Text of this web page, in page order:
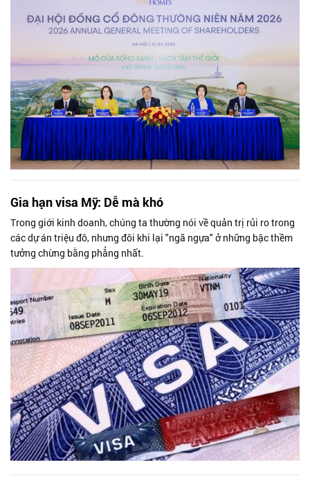
hệ mới theo tiêu chuẩn quốc tế và kế hoạch chia cổ tức năm 2025.
Gia hạn visa Mỹ: Dễ mà khó
Trong giới kinh doanh, chúng ta thường nói về quản trị rủi ro trong
các dự án triệu đô, nhưng đôi khi lại "ngã ngựa" ở những bậc thềm
tưởng chừng bằng phẳng nhất.